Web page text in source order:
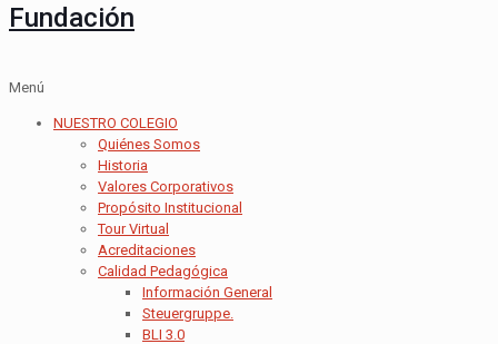
Fundación
Menú
NUESTRO COLEGIO
Quiénes Somos
Historia
Valores Corporativos
Propósito Institucional
Tour Virtual
Acreditaciones
Calidad Pedagógica
Información General
Steuergruppe.
BLI 3.0